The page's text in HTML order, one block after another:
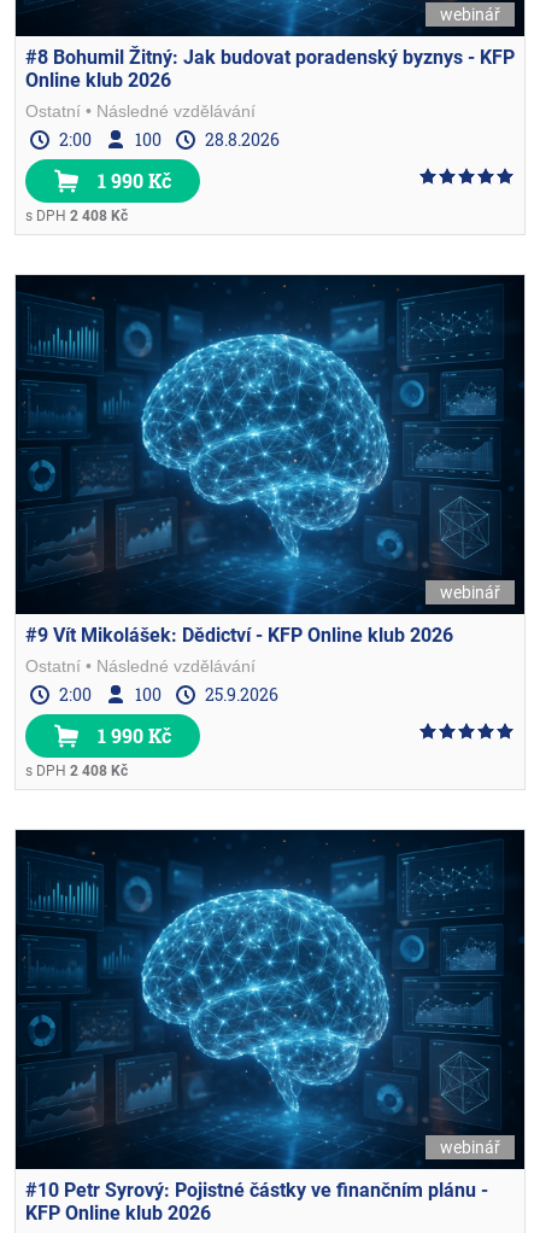
webinář
#8 Bohumil Žitný: Jak budovat poradenský byznys - KFP
Online klub 2026
Ostatní Následné vzdělávání
2:00 100 28.8.2026
1 990 Kč
s DPH 2 408 Kč
webinář
#9 Vít Mikolášek: Dědictví - KFP Online klub 2026
Ostatní Následné vzdělávání
2:00 100 25.9.2026
1 990 Kč
s DPH 2 408 Kč
webinář
#10 Petr Syrový: Pojistné částky ve finančním plánu -
KFP Online klub 2026